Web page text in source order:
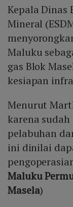
Kepala Dinas
Mineral
Maluku
gas Blok
kesiapan
Menurut
karena
pelabuhan
ini dinilai
Maluku
Masela)